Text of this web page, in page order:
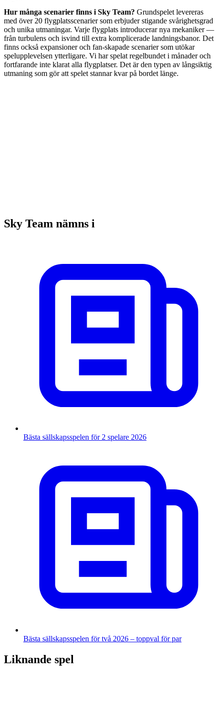
Hur många scenarier finns i Sky Team? Grundspelet levereras
med över 20 flygplatsscenarier som erbjuder stigande svårighetsgrad
och unika utmaningar. Varje flygplats introducerar nya mekaniker —
från turbulens och isvind till extra komplicerade landningsbanor. Det
finns också expansioner och fan-skapade scenarier som utökar
spelupplevelsen ytterligare. Vi har spelat regelbundet i månader och
fortfarande inte klarat alla flygplatser. Det är den typen av långsiktig
utmaning som gör att spelet stannar kvar på bordet länge.
Sky Team nämns i
Bästa sällskapsspelen för 2 spelare 2026
Bästa sällskapsspelen för två 2026 – toppval för par
Liknande spel